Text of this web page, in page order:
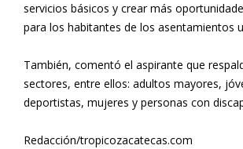
servicios básicos y crear más
para los habitantes de los asentamientos
También, comentó el aspirante que
sectores, entre ellos: adultos mayores,
deportistas, mujeres y personas con
Redacción/tropicozacatecas.com